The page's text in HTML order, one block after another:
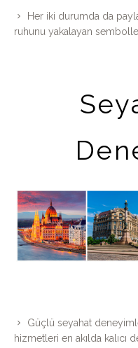
Her iki durumda da
ruhunu yakalayan
Güçlü seyahat
hizmetleri en akılda kalıcı